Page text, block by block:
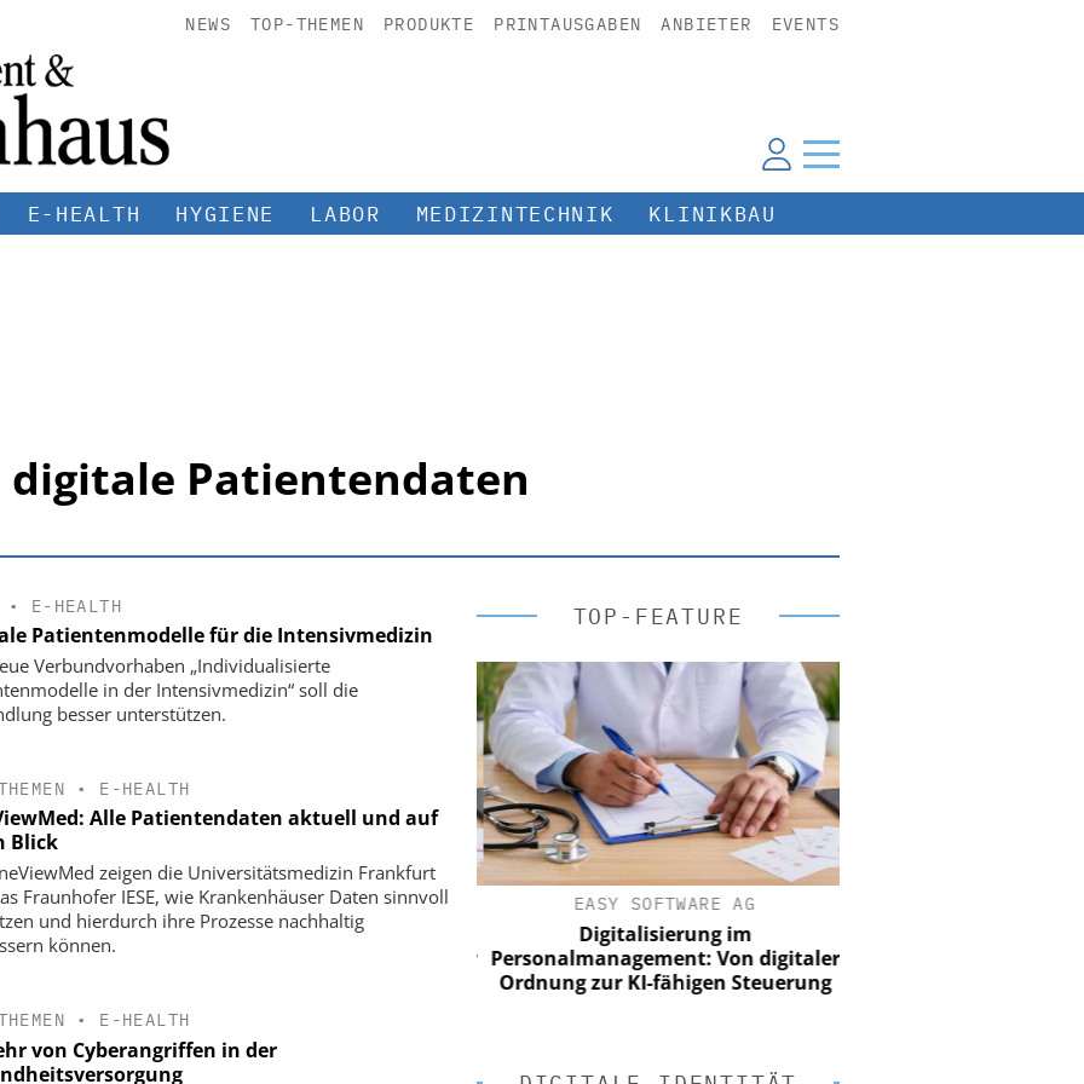
NEWS TOP-THEMEN PRODUKTE PRINTAUSGABEN ANBIETER EVENTS
E-HEALTH HYGIENE LABOR MEDIZINTECHNIK KLINIKBAU
digitale Patientendaten
• E-HEALTH
Patientenmodelle für die Intensivmedizin
Verbundvorhaben „Individualisierte
in der Intensivmedizin“ soll die
besser unterstützen.
• E-HEALTH
Alle Patientendaten aktuell und auf
Blick
zeigen die Universitätsmedizin Frankfurt
Fraunhofer IESE, wie Krankenhäuser Daten sinnvoll
und hierdurch ihre Prozesse nachhaltig
können.
• E-HEALTH
von Cyberangriffen in der
TOP-FEATURE
digitaler
EASY SOFTWARE AG
Digitalisierung im
EASY SOFTWARE AG
Digitalisierung im
Personalmanagement: Von digitaler
Ordnung zur KI-fähigen Steuerung